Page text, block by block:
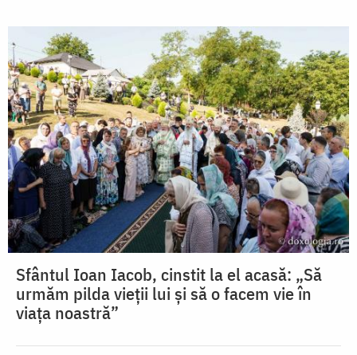
Sfântul Ioan Iacob, cinstit la el acasă: „Să
urmăm pilda vieții lui și să o facem vie în
viața noastră”